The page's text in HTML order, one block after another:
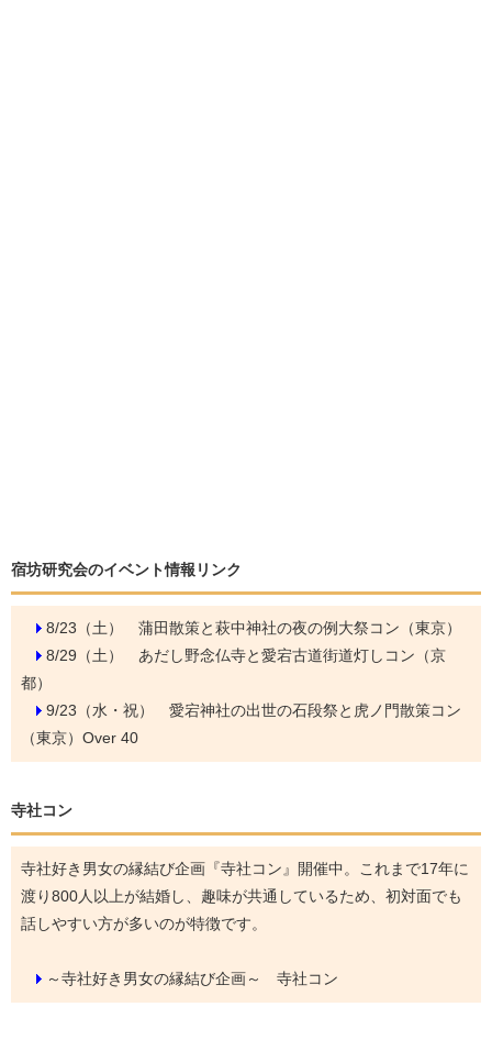
宿坊研究会のイベント情報リンク
8/23（土） 蒲田散策と萩中神社の夜の例大祭コン（東京）
8/29（土） あだし野念仏寺と愛宕古道街道灯しコン（京
都）
9/23（水・祝） 愛宕神社の出世の石段祭と虎ノ門散策コン
（東京）Over 40
寺社コン
寺社好き男女の縁結び企画『寺社コン』開催中。これまで17年に
渡り800人以上が結婚し、趣味が共通しているため、初対面でも
話しやすい方が多いのが特徴です。
～寺社好き男女の縁結び企画～ 寺社コン